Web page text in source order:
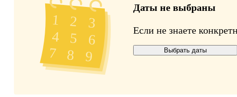
Даты не выбраны
Если не знаете
Выбрать даты